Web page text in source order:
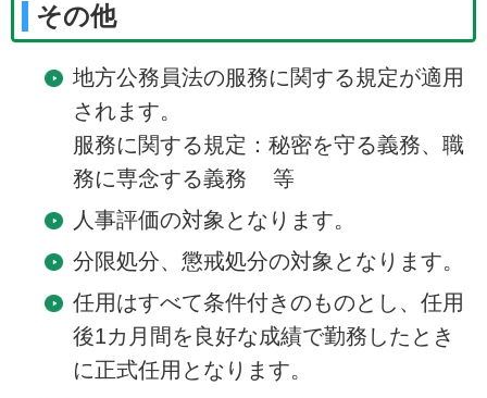
その他
地方公務員法の服務に関する規定が適用
されます。
服務に関する規定：秘密を守る義務、職
務に専念する義務 等
人事評価の対象となります。
分限処分、懲戒処分の対象となります。
任用はすべて条件付きのものとし、任用
後1カ月間を良好な成績で勤務したとき
に正式任用となります。